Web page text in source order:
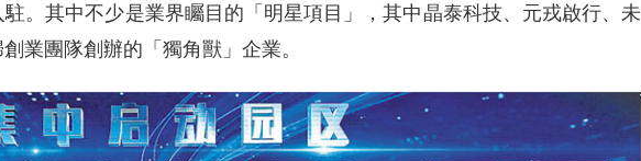
。其中不少是業界矚目的「明星項目」，其中晶泰科技、元戎啟行、未
業團隊創辦的「獨角獸」企業。